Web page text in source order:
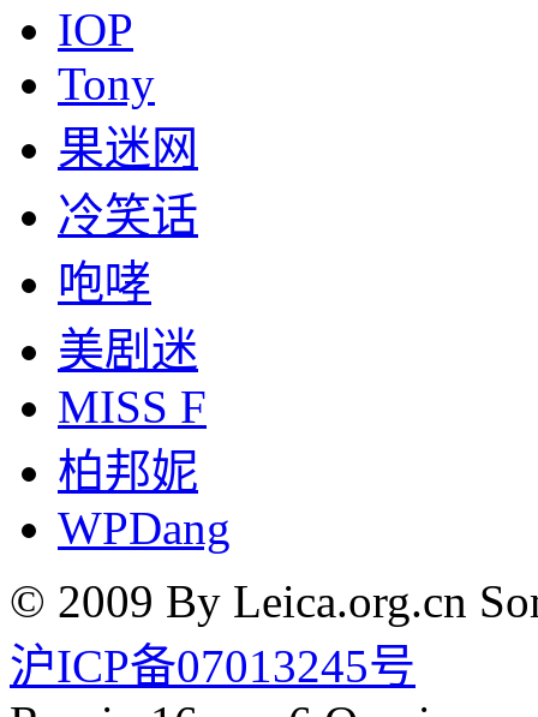
IOP
Tony
果迷网
冷笑话
咆哮
美剧迷
MISS F
柏邦妮
WPDang
© 2009 By Leica.org.cn
沪ICP备07013245号